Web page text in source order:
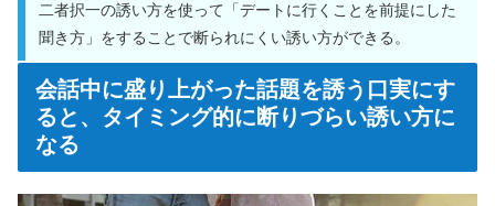
二者択一の誘い方を使って「デートに行くことを前提にした
聞き方」をすることで断られにくい誘い方ができる。
会話中に盛り上がった話題を誘う口実にす
ると、タイミング的に断りづらい誘い方に
なる